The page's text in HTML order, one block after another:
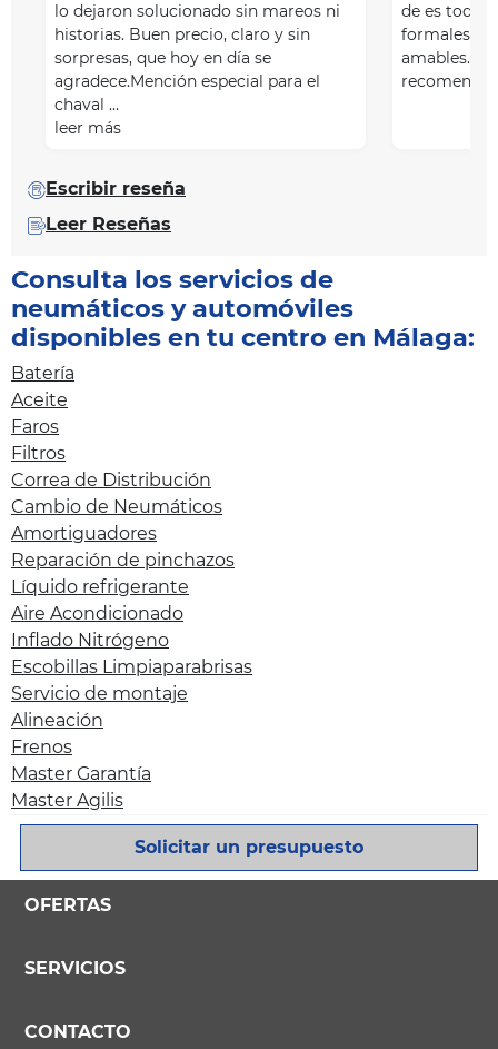
lo dejaron solucionado sin mareos ni
historias. Buen precio, claro y sin
sorpresas, que hoy en día se
agradece.Mención especial para el
chaval …
leer más
de es toda
formales
amables.
Escribir reseña
Leer Reseñas
Consulta los servicios de
neumáticos y automóviles
disponibles en tu centro en Málaga:
Batería
Aceite
Faros
Filtros
Correa de Distribución
Cambio de Neumáticos
Amortiguadores
Reparación de pinchazos
Líquido refrigerante
Aire Acondicionado
Inflado Nitrógeno
Escobillas Limpiaparabrisas
Servicio de montaje
Alineación
Frenos
Master Garantía
Master Agilis
Solicitar un presupuesto
OFERTAS
SERVICIOS
CONTACTO